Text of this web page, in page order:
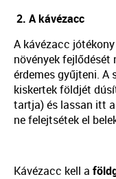
2. A kávézacc
A kávézacc
növények fejlődését
érdemes gyűjteni. A
kiskertek földjét
tartja) és lassan itt
ne felejtsétek el
Kávézacc kell a